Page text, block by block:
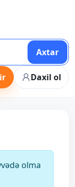
Axtar
Daxil ol
olma